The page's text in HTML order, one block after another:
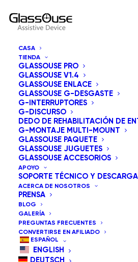
CASA
TIENDA
GLASSOUSE PRO
GLASSOUSE V1.4
GLASSOUSE ENLACE
GLASSOUSE G-DESGASTE
G-INTERRUPTORES
G-DISCURSO
DEDO DE REHABILITACIÓN DE
G-MONTAJE MULTI-MOUNT
GLASSOUSE PAQUETE
GLASSOUSE JUGUETES
GLASSOUSE ACCESORIOS
APOYO
SOPORTE TÉCNICO Y
ACERCA DE NOSOTROS
PRENSA
BLOG
GALERÍA
PREGUNTAS FRECUENTES
CONVERTIRSE EN AFILIADO
ESPAÑOL
ENGLISH
DEUTSCH
Mostrar todos los
Ordenar por los
Orden
Ordenar por
Ordenar por precio: